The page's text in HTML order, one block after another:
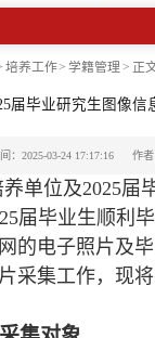
培养工作> 学籍管理 > 正
届毕业研究生图像信
：2025-03-24 17:17:16 作者
单位及2025届
届毕业生顺利
的电子照片及
采集工作，现